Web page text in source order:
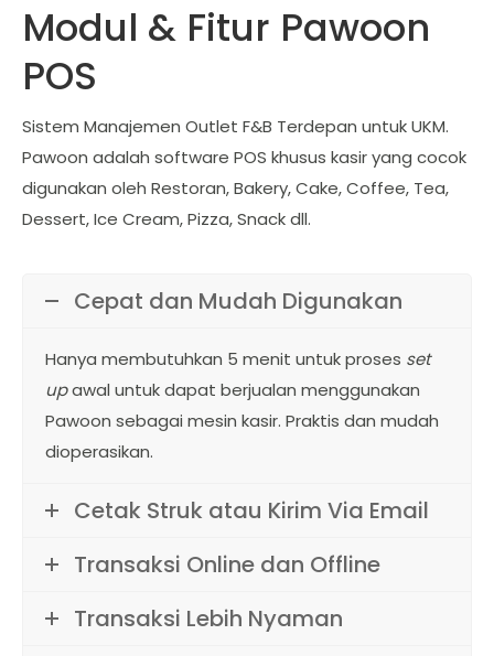
Modul & Fitur Pawoon
POS
Sistem Manajemen Outlet F&B Terdepan untuk UKM.
Pawoon adalah software POS khusus kasir yang cocok
digunakan oleh Restoran, Bakery, Cake, Coffee, Tea,
Dessert, Ice Cream, Pizza, Snack dll.
Cepat dan Mudah Digunakan
Hanya membutuhkan 5 menit untuk proses set
upawal untuk dapat berjualan menggunakan
Pawoon sebagai mesin kasir. Praktis dan mudah
dioperasikan.
Cetak Struk atau Kirim Via Email
Transaksi Online dan Offline
Transaksi Lebih Nyaman